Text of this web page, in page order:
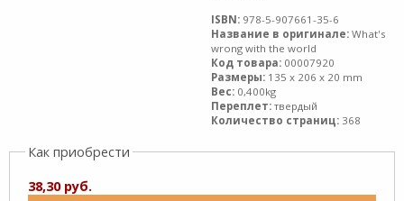
ISBN: 978-5-907661-35-6
Название в оригинале: What's
wrong with the world
Код товара: 00007920
Размеры: 135 x 206 x 20 mm
Вес: 0,400kg
Переплет: твердый
Количество страниц: 368
Как приобрести
38,30 руб.